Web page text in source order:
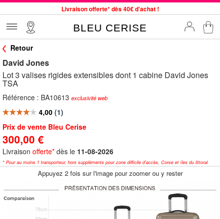
Livraison offerte* dès 40€ d'achat !
Commande avant 12h expédiée le jour même, du lundi au vendredi
Jusqu'à -75% sur le site du 29/07 au 27/08
BLEU CERISE
Retour
David Jones
Lot 3 valises rigides extensibles dont 1 cabine David Jones
TSA
Référence : BA10613 exclusivité web
Prix de vente Bleu Cerise
300,00 €
Livraison offerte* dès le 11-08-2026
* Pour au moins 1 transporteur, hors suppléments pour zone difficile d'accès, Corse et îles du littoral
Appuyez 2 fois sur l'image pour zoomer ou y rester